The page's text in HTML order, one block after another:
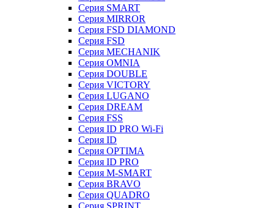
Серия SMART
Серия MIRROR
Серия FSD DIAMOND
Серия FSD
Серия MECHANIK
Серия OMNIA
Серия DOUBLE
Серия VICTORY
Серия LUGANO
Серия DREAM
Серия FSS
Серия ID PRO Wi-Fi
Серия ID
Серия OPTIMA
Серия ID PRO
Серия M-SMART
Серия BRAVO
Серия QUADRO
Серия SPRINT